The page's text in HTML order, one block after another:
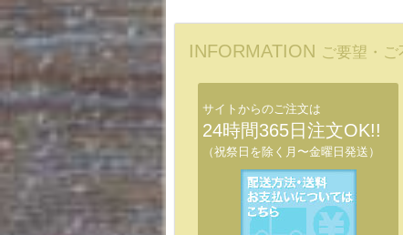
INFORMATION ご要望・
サイトからのご注文は
24時間365日注文OK!!
（祝祭日を除く月〜金曜日発送）